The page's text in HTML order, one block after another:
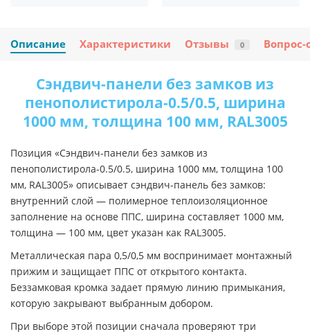
Описание Характеристики Отзывы 0 Вопрос-
Сэндвич-панели без замков из
пенополистирола-0.5/0.5, ширина
1000 мм, толщина 100 мм, RAL3005
Позиция «Сэндвич-панели без замков из
пенополистирола-0.5/0.5, ширина 1000 мм, толщина 100
мм, RAL3005» описывает сэндвич-панель без замков:
внутренний слой — полимерное теплоизоляционное
заполнение на основе ППС, ширина составляет 1000 мм,
толщина — 100 мм, цвет указан как RAL3005.
Металлическая пара 0,5/0,5 мм воспринимает монтажный
прижим и защищает ППС от открытого контакта.
Беззамковая кромка задает прямую линию примыкания,
которую закрывают выбранным добором.
При выборе этой позиции сначала проверяют три